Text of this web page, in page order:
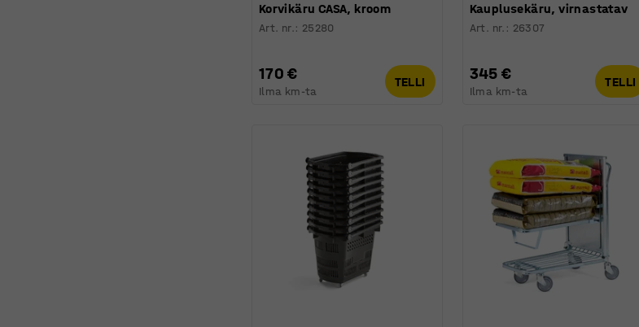
Korvikäru CASA, kroom
Art. nr.: 25280
170 €
Ilma km-ta
TELLI
Kauplusekäru, virnastatav
Art. nr. : 26307
345 €
Ilma km-ta
TELLI